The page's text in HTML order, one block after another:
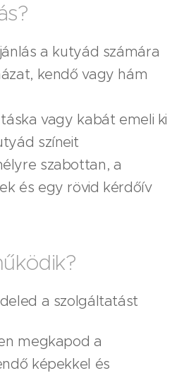
a kutyád számára
kendő vagy hám
vagy kabát emeli ki
színeit
szabottan, a
és egy rövid kérdőív
a szolgáltatást
megkapod a
képekkel és